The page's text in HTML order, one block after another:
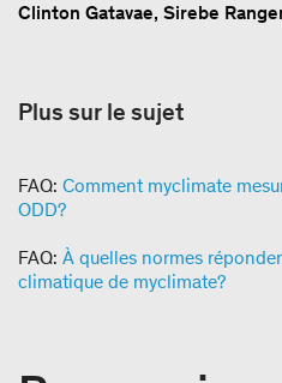
Clinton Gatavae, Sirebe
Plus sur le sujet
FAQ: Comment myclimate
ODD?
FAQ: À quelles normes
climatique de myclimate?